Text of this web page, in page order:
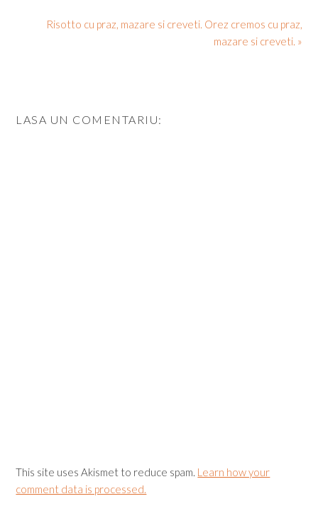
Risotto cu praz, mazare si creveti. Orez cremos cu praz,
mazare si creveti. »
LASA UN COMENTARIU:
This site uses Akismet to reduce spam. Learn how your
comment data is processed.